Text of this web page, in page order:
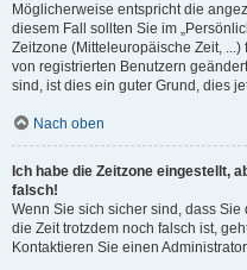
Möglicherweise entspricht die
diesem Fall sollten Sie im
Zeitzone (Mitteleuropäische Zeit,
von registrierten Benutzern
sind, ist dies ein guter Grund, dies
Nach oben
Ich habe die Zeitzone eingestellt,
falsch!
Wenn Sie sich sicher sind, dass
die Zeit trotzdem noch falsch ist,
Kontaktieren Sie einen